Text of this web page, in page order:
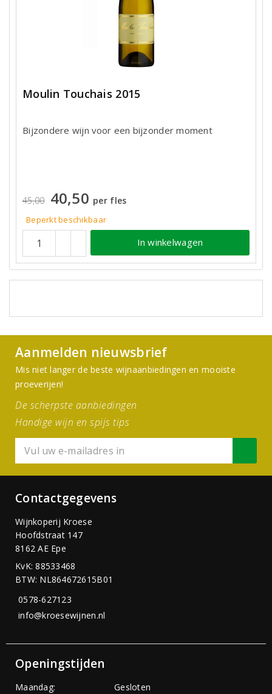
Moulin Touchais 2015
Bijzondere wijn voor een bijzonder moment
45,00 40,50 per fles
Beperkt beschikbaar
In winkelwagen
Aanmelden nieuwsbrief
Mis niet langer de beste wijnaanbiedingen en mooiste
proeverijen!
De scherpste aanbiedingen
Handige wijn en spijs tips
Contactgegevens
Wijnkoperij Kroese
Hoofdstraat 147
8162 AE Epe
KvK: 88533468
BTW: NL864672615B01
0578-627123
info@kroesewijnen.nl
Openingstijden
Maandag:
Gesloten